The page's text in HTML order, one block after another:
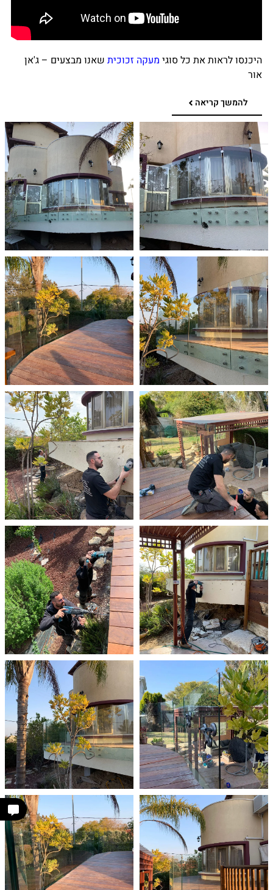
היכנסו לראות את כל סוגי מעקה זכוכית שאנו מבצעים – ג'אן
אור
להמשך קריאה